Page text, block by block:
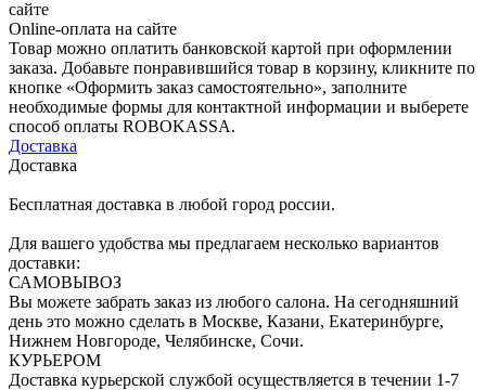
сайте
Online-оплата на сайте
Товар можно оплатить банковской картой при оформлении
заказа. Добавьте понравившийся товар в корзину, кликните по
кнопке «Оформить заказ самостоятельно», заполните
необходимые формы для контактной информации и выберете
способ оплаты ROBOKASSA.
Доставка
Доставка
Бесплатная доставка в любой город россии.
Для вашего удобства мы предлагаем несколько вариантов
доставки:
САМОВЫВОЗ
Вы можете забрать заказ из любого салона. На сегодняшний
день это можно сделать в Москве, Казани, Екатеринбурге,
Нижнем Новгороде, Челябинске, Сочи.
КУРЬЕРОМ
Доставка курьерской службой осуществляется в течении 1-7